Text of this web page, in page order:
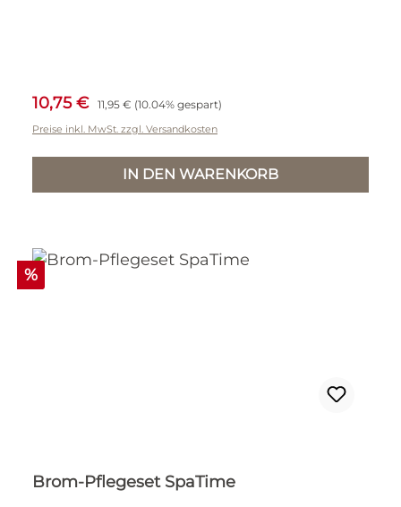
Verkaufspreis:
10,75 € Regulärer Preis:
11,95 € (10.04% gespart)
Preise inkl. MwSt. zzgl. Versandkosten
IN DEN WARENKORB
Rabatt
%
Brom-Pflegeset SpaTime